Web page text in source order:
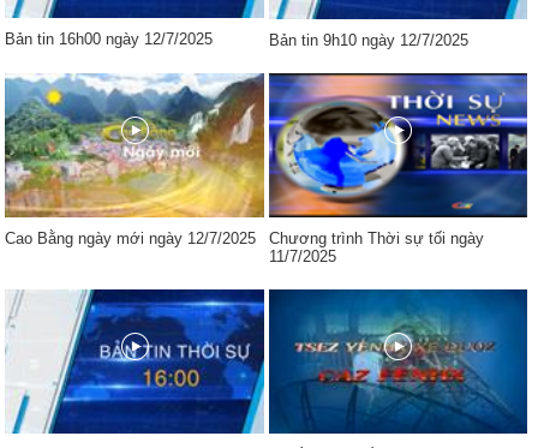
Bản tin 16h00 ngày 12/7/2025 Bản tin 9h10 ngày 12/7/2025
Cao Bằng ngày mới ngày 12/7/2025
Chương trình Thời sự tối ngày
11/7/2025